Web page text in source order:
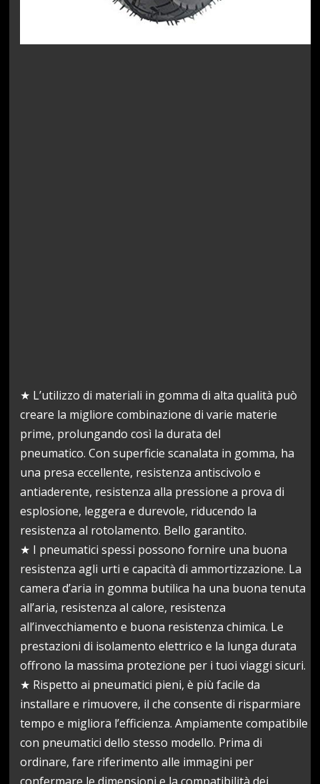
★ L’utilizzo di materiali in gomma di alta qualità può
creare la migliore combinazione di varie materie
prime, prolungando così la durata del
pneumatico. Con superficie scanalata in gomma, ha
una presa eccellente, resistenza antiscivolo e
antiaderente, resistenza alla pressione a prova di
esplosione, leggera e durevole, riducendo la
resistenza al rotolamento. Bello garantito.
★ I pneumatici spessi possono fornire una buona
resistenza agli urti e capacità di ammortizzazione. La
camera d’aria in gomma butilica ha una buona tenuta
all’aria, resistenza al calore, resistenza
all’invecchiamento e buona resistenza chimica. Le
prestazioni di isolamento elettrico e la lunga durata
offrono la massima protezione per i tuoi viaggi sicuri.
★ Rispetto ai pneumatici pieni, è più facile da
installare e rimuovere, il che consente di risparmiare
tempo e migliora l’efficienza. Ampiamente compatibile
con pneumatici dello stesso modello. Prima di
ordinare, fare riferimento alle immagini per